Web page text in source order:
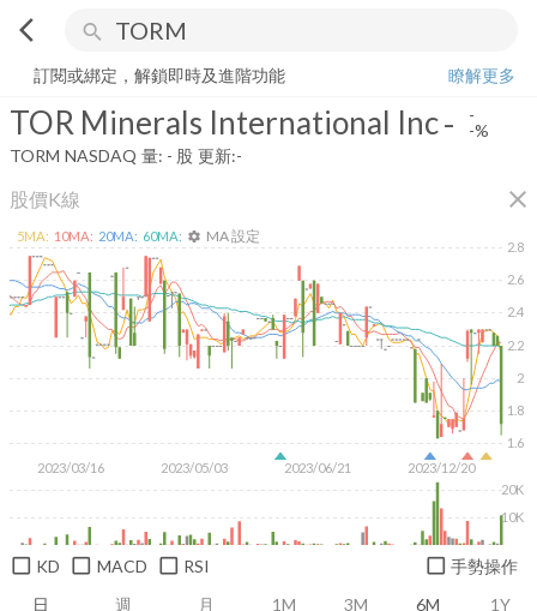
arrow_back_ios search
TOR Minerals International Inc
訂閱或綁定，解鎖即時及進階功能
瞭解更多
TOR Minerals International Inc- -
-%
TORM NASDAQ 量: - 股 更新:-
股價K線 close
日 週 月 1M 3M 6M 1Y
2023/03/16 2023/05/03 2023/06/21 2023/12/20
1.6
1.8
2
2.2
2.4
2.6
2.8
10K
20K
5MA: 10MA: 20MA: 60MA: settings MA 設定
KD MACD RSI 手勢操作